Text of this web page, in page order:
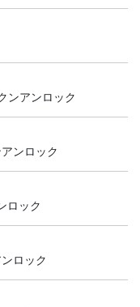
ンアンロック
ンロック
ロック
ロック